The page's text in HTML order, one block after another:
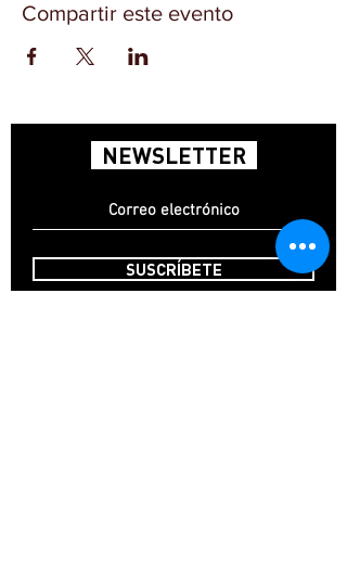
Compartir este evento
NEWSLETTER
SUSCRÍBETE